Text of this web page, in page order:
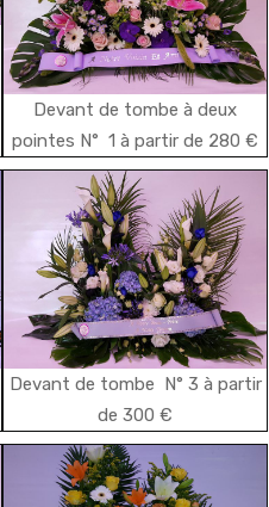
Devant de tombe à deux
pointes N° 1 à partir de 280 €
Devant de tombe N° 3 à partir
de 300 €